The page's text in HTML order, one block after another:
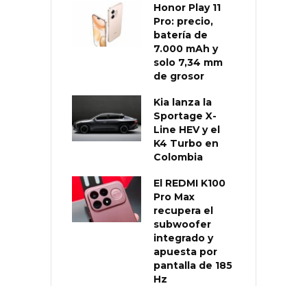
Honor Play 11
Pro: precio,
batería de
7.000 mAh y
solo 7,34 mm
de grosor
Kia lanza la
Sportage X-
Line HEV y el
K4 Turbo en
Colombia
El REDMI K100
Pro Max
recupera el
subwoofer
integrado y
apuesta por
pantalla de 185
Hz